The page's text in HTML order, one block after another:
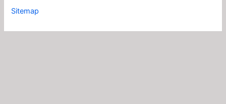
Sitemap